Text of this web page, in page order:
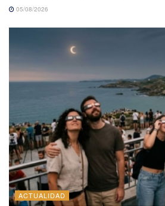
05/08/2026
ACTUALIDAD